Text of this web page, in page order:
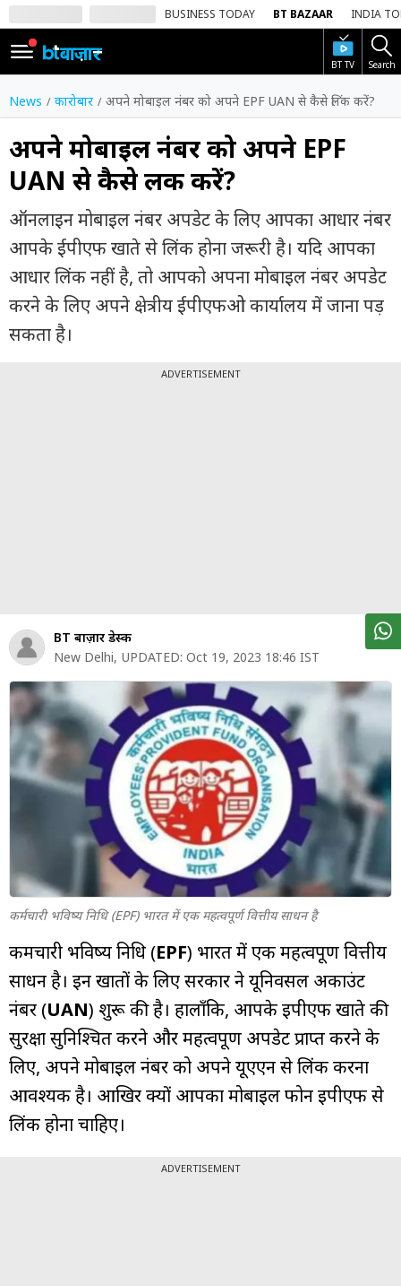
BUSINESS TODAY BT BAZAAR INDIA
BT TV Search
SIGN
IN
Dark
Mode
होम
शेयर
बाज़ार
वीडियो
ट्रेंडिंग
शेयर
बाज़ार
ट्रेंडिंग
बिजनेस
न्यूज
वीडियो
म्यूचुअल
News कारोबार अपने मोबाइल नंबर को अपने EPF UAN से कैसे लिंक करें?
अपने मोबाइल नंबर को अपने EPF
UAN से कैसे लिंक करें?
ऑनलाइन मोबाइल नंबर अपडेट के लिए आपका आधार नंबर
आपके ईपीएफ खाते से लिंक होना जरूरी है। यदि आपका
आधार लिंक नहीं है, तो आपको अपना मोबाइल नंबर अपडेट
करने के लिए अपने क्षेत्रीय ईपीएफओ कार्यालय में जाना पड़
सकता है।
ADVERTISEMENT
BT बाज़ार डेस्क
New Delhi, UPDATED: Oct 19, 2023 18:46 IST
कर्मचारी भविष्य निधि (EPF) भारत में एक महत्वपूर्ण वित्तीय साधन है
कर्मचारी भविष्य निधि (EPF) भारत में एक महत्वपूर्ण वित्तीय
साधन है। इन खातों के लिए सरकार ने यूनिवर्सल अकाउंट
नंबर (UAN) शुरू की है। हालाँकि, आपके ईपीएफ खाते की
सुरक्षा सुनिश्चित करने और महत्वपूर्ण अपडेट प्राप्त करने के
लिए, अपने मोबाइल नंबर को अपने यूएएन से लिंक करना
आवश्यक है। आखिर क्यों आपका मोबाइल फोन ईपीएफ से
लिंक होना चाहिए।
ADVERTISEMENT